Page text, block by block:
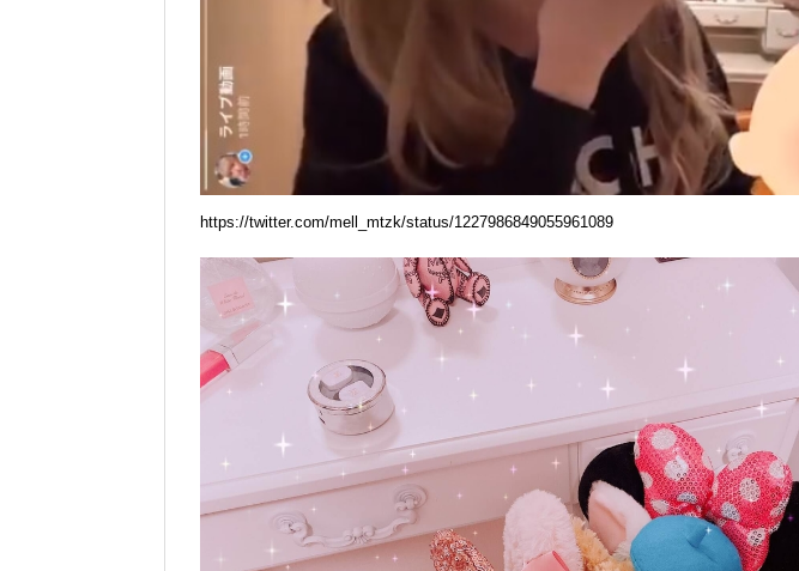
https://twitter.com/mell_mtzk/status/1227986849055961089